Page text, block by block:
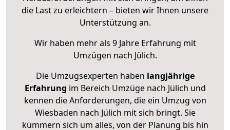
die Last zu erleichtern – bieten wir Ihnen unsere
Unterstützung an.
Wir haben mehr als 9 Jahre Erfahrung mit
Umzügen nach Jülich.
Die Umzugsexperten haben langjährige
Erfahrung im Bereich Umzüge nach Jülich und
kennen die Anforderungen, die ein Umzug von
Wiesbaden nach Jülich mit sich bringt. Sie
kümmern sich um alles, von der Planung bis hin